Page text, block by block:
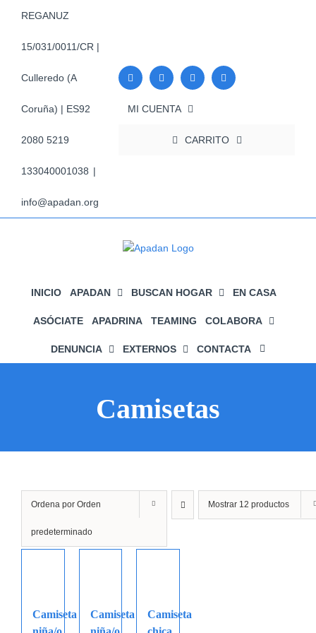
REGANUZ
15/031/0011/CR |
Culleredo (A
Coruña) | ES92
2080 5219
133040001038 |
info@apadan.org
MI CUENTA
CARRITO
INICIO APADAN BUSCAN HOGAR EN CASA
ASÓCIATE APADRINA TEAMING COLABORA
DENUNCIA EXTERNOS CONTACTA
Camisetas
Ordena por Orden
predeterminado
Mostrar 12 productos
Camiseta
Camiseta
Camiseta